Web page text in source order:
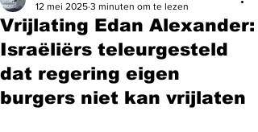
Vrijlating Edan Alexander:
Israëliërs teleurgesteld
dat regering eigen
burgers niet kan vrijlaten
12 mei 2025 3 minuten om te lezen